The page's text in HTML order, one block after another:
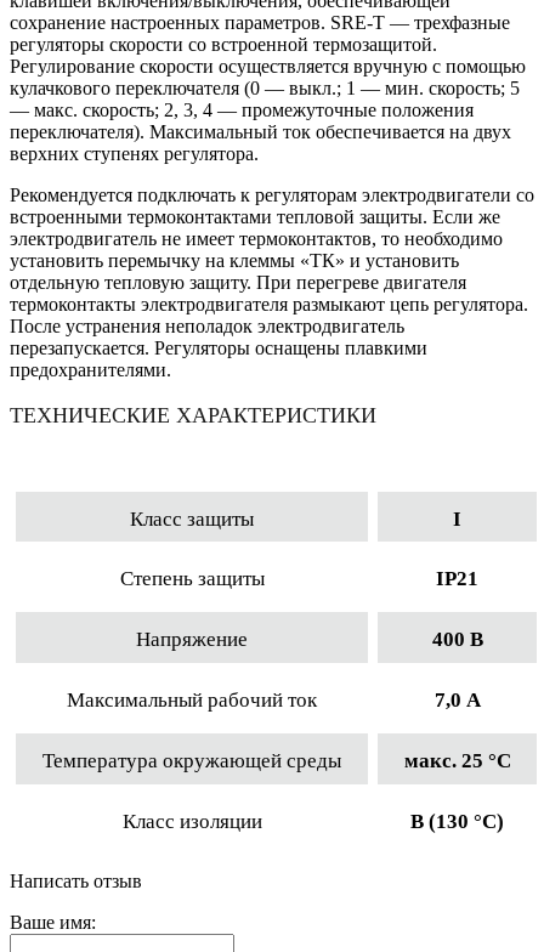
сохранение настроенных параметров. SRE-T — трехфазные
регуляторы скорости со встроенной термозащитой.
Регулирование скорости осуществляется вручную с помощью
кулачкового переключателя (0 — выкл.; 1 — мин. скорость; 5
— макс. скорость; 2, 3, 4 — промежуточные положения
переключателя). Максимальный ток обеспечивается на двух
верхних ступенях регулятора.
Рекомендуется подключать к регуляторам электродвигатели со
встроенными термоконтактами тепловой защиты. Если же
электродвигатель не имеет термоконтактов, то необходимо
установить перемычку на клеммы «ТК» и установить
отдельную тепловую защиту. При перегреве двигателя
термоконтакты электродвигателя размыкают цепь регулятора.
После устранения неполадок электродвигатель
перезапускается. Регуляторы оснащены плавкими
предохранителями.
ТЕХНИЧЕСКИЕ ХАРАКТЕРИСТИКИ
Класс защиты I
Степень защиты IP21
Напряжение 400 B
Максимальный рабочий ток 7,0 А
Температура окружающей среды макс. 25 °С
Класс изоляции B (130 °С)
Написать отзыв
Ваше имя: